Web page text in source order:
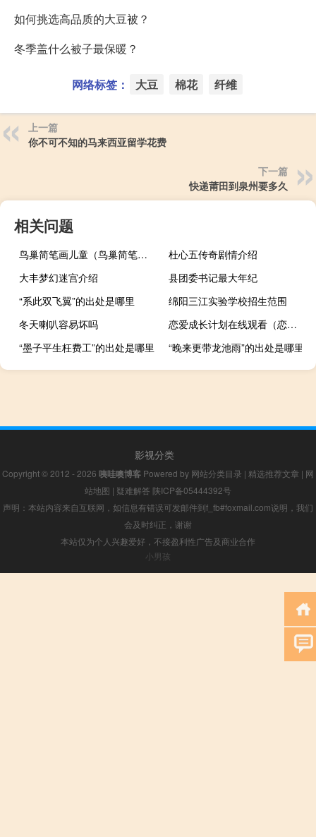
如何挑选高品质的大豆被？
冬季盖什么被子最保暖？
网络标签： 大豆 棉花 纤维
上一篇
你不可不知的马来西亚留学花费
下一篇
快递莆田到泉州要多久
相关问题
鸟巢简笔画儿童（鸟巢简笔画）
杜心五传奇剧情介绍
大丰梦幻迷宫介绍
县团委书记最大年纪
“系此双飞翼”的出处是哪里
绵阳三江实验学校招生范围
冬天喇叭容易坏吗
恋爱成长计划在线观看（恋爱成长计划）
“墨子平生枉费工”的出处是哪里
“晚来更带龙池雨”的出处是哪里
影视分类
Copyright © 2012 - 2026 咦哇噢博客 Powered by 网站分类目录 | 精选推荐文章 | 网
站地图 | 疑难解答 陕ICP备05444392号
声明：本站内容来自互联网，如信息有错误可发邮件到f_fb#foxmail.com说明，我们
会及时纠正，谢谢
本站仅为个人兴趣爱好，不接盈利性广告及商业合作
小男孩